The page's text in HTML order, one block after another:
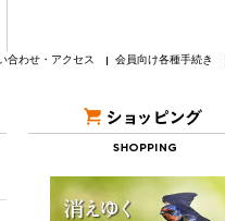
合わせ・アクセス 会員向け各種手続き